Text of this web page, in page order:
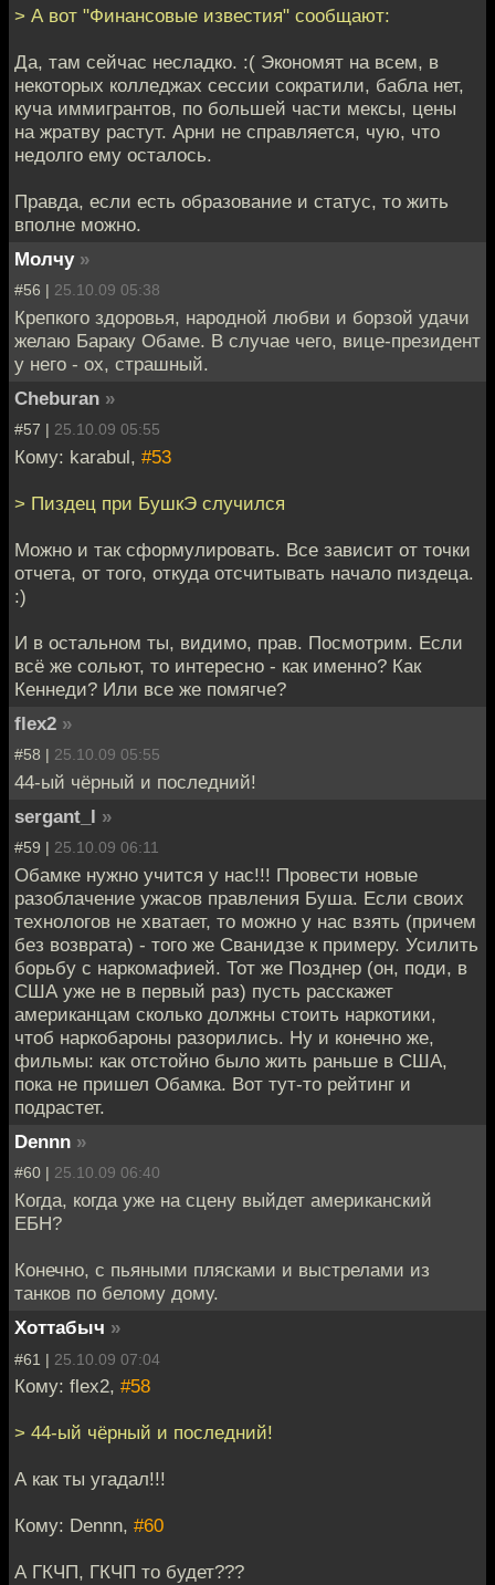
> А вот "Финансовые известия" сообщают:
Да, там сейчас несладко. :( Экономят на всем, в
некоторых колледжах сессии сократили, бабла нет,
куча иммигрантов, по большей части мексы, цены
на жратву растут. Арни не справляется, чую, что
недолго ему осталось.
Правда, если есть образование и статус, то жить
вполне можно.
Молчу »
#56 | 25.10.09 05:38
Крепкого здоровья, народной любви и борзой удачи
желаю Бараку Обаме. В случае чего, вице-президент
у него - ох, страшный.
Cheburan »
#57 | 25.10.09 05:55
Кому: karabul, #53
> Пиздец при БушкЭ случился
Можно и так сформулировать. Все зависит от точки
отчета, от того, откуда отсчитывать начало пиздеца.
:)
И в остальном ты, видимо, прав. Посмотрим. Если
всё же сольют, то интересно - как именно? Как
Кеннеди? Или все же помягче?
flex2 »
#58 | 25.10.09 05:55
44-ый чёрный и последний!
sergant_l »
#59 | 25.10.09 06:11
Обамке нужно учится у нас!!! Провести новые
разоблачение ужасов правления Буша. Если своих
технологов не хватает, то можно у нас взять (причем
без возврата) - того же Сванидзе к примеру. Усилить
борьбу с наркомафией. Тот же Позднер (он, поди, в
США уже не в первый раз) пусть расскажет
американцам сколько должны стоить наркотики,
чтоб наркобароны разорились. Ну и конечно же,
фильмы: как отстойно было жить раньше в США,
пока не пришел Обамка. Вот тут-то рейтинг и
подрастет.
Dennn »
#60 | 25.10.09 06:40
Когда, когда уже на сцену выйдет американский
ЕБН?
Конечно, с пьяными плясками и выстрелами из
танков по белому дому.
Хоттабыч »
#61 | 25.10.09 07:04
Кому: flex2, #58
> 44-ый чёрный и последний!
А как ты угадал!!!
Кому: Dennn, #60
А ГКЧП, ГКЧП то будет???